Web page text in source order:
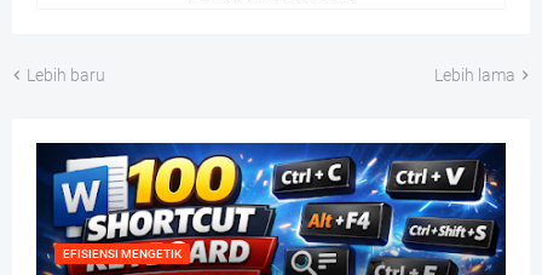
Lebih baru Lebih lama
EFISIENSI MENGETIK